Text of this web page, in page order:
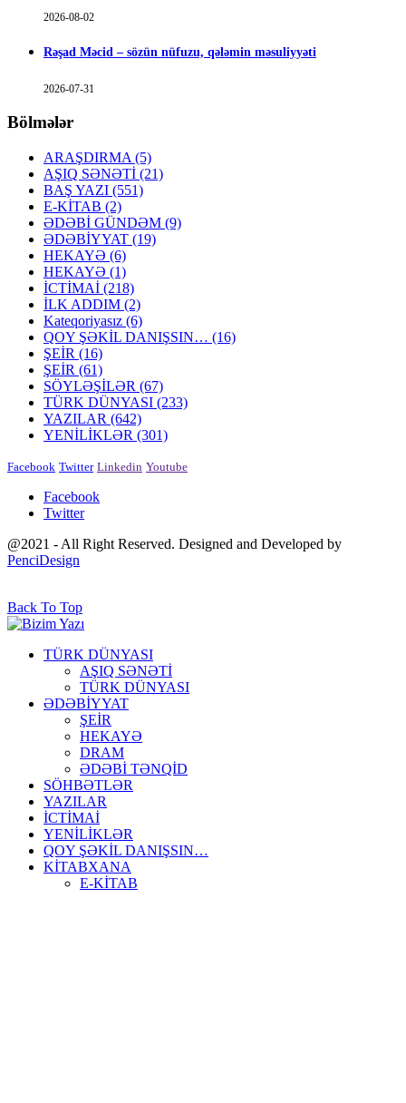
2026-08-02
Rəşad Məcid – sözün nüfuzu, qələmin məsuliyyəti
2026-07-31
Bölmələr
ARAŞDIRMA (5)
AŞIQ SƏNƏTİ (21)
BAŞ YAZI (551)
E-KİTAB (2)
ƏDƏBİ GÜNDƏM (9)
ƏDƏBİYYAT (19)
HEKAYƏ (6)
HEKAYƏ (1)
İCTİMAİ (218)
İLK ADDIM (2)
Kateqoriyasız (6)
QOY ŞƏKİL DANIŞSIN… (16)
ŞEİR (16)
ŞEİR (61)
SÖYLƏŞİLƏR (67)
TÜRK DÜNYASI (233)
YAZILAR (642)
YENİLİKLƏR (301)
Facebook Twitter Linkedin Youtube
Facebook
Twitter
@2021 - All Right Reserved. Designed and Developed by
PenciDesign
Back To Top
TÜRK DÜNYASI
AŞIQ SƏNƏTİ
TÜRK DÜNYASI
ƏDƏBİYYAT
ŞEİR
HEKAYƏ
DRAM
ƏDƏBİ TƏNQİD
SÖHBƏTLƏR
YAZILAR
İCTİMAİ
YENİLİKLƏR
QOY ŞƏKİL DANIŞSIN…
KİTABXANA
E-KİTAB